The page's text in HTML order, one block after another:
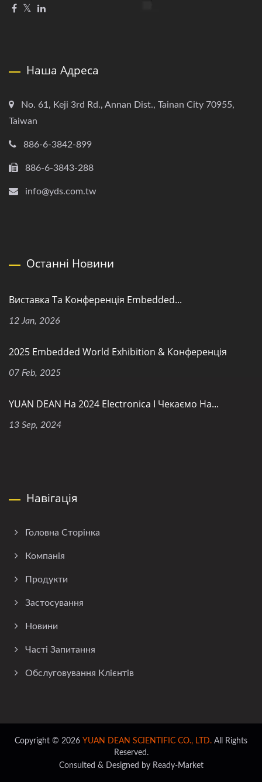
Наша Адреса
No. 61, Keji 3rd Rd., Annan Dist., Tainan City 70955,
Taiwan
886-6-3842-899
886-6-3843-288
info@yds.com.tw
Останні Новини
Виставка Та Конференція Embedded...
12 Jan, 2026
2025 Embedded World Exhibition & Конференція
07 Feb, 2025
YUAN DEAN На 2024 Electronica І Чекаємо На...
13 Sep, 2024
Навігація
Головна Сторінка
Компанія
Продукти
Застосування
Новини
Часті Запитання
Обслуговування Клієнтів
Copyright © 2026 YUAN DEAN SCIENTIFIC CO., LTD. All Rights
Reserved.
Consulted & Designed by Ready-Market